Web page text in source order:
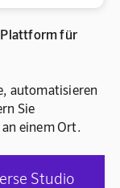
Plattform für
automatisieren
Sie
einem Ort.
Studio